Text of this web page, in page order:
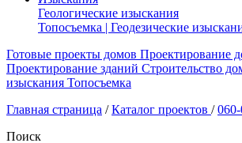
Геологические изыскания
Топосъемка | Геодезические
Готовые проекты домов Проектирование
Проектирование зданий Строительство
изыскания Топосъемка
Главная страница / Каталог проектов /
Поиск